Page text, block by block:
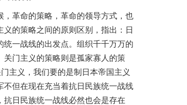
革命的策略，革命的领导方式，也
的策略之间的原则区别，指出：日
一战线的出发点。组织千千万万的
关门主义的策略则是孤家寡人的策
主义，我们要的是制日本帝国主义
但在现在充当着抗日民族统一战线
日民族统一战线必然也会是存在